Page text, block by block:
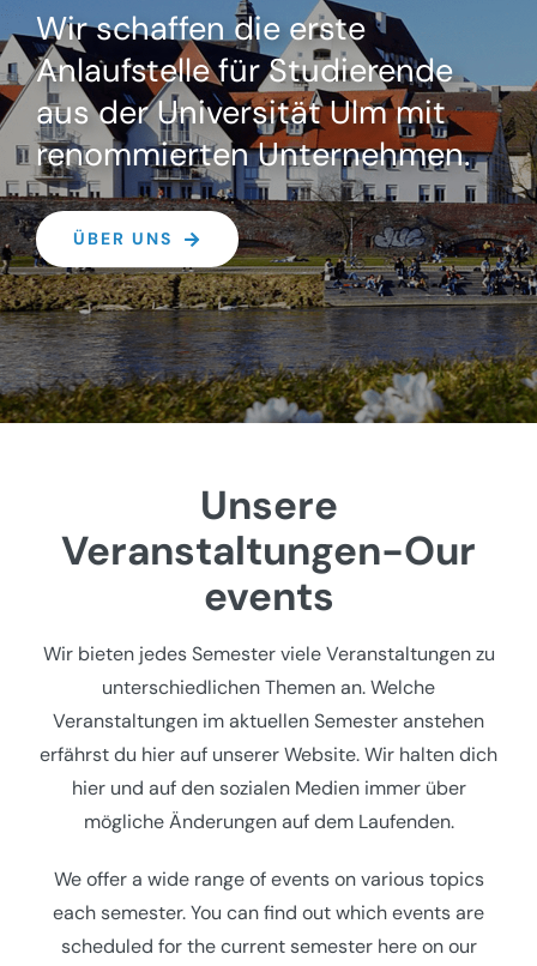
Wir schaffen die erste
Anlaufstelle für Studierende
aus der Universität Ulm mit
renommierten Unternehmen.
ÜBER UNS
Unsere
Veranstaltungen-Our
events
Wir bieten jedes Semester viele Veranstaltungen zu
unterschiedlichen Themen an. Welche
Veranstaltungen im aktuellen Semester anstehen
erfährst du hier auf unserer Website. Wir halten dich
hier und auf den sozialen Medien immer über
mögliche Änderungen auf dem Laufenden.
We offer a wide range of events on various topics
each semester. You can find out which events are
scheduled for the current semester here on our